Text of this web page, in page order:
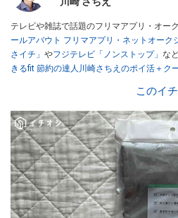
テレビや雑誌で話題のフリマアプリ・オー
ールアバウト フリマアプリ・ネットオー
さイチ」 やフジテレビ「ノンストップ」 な
きるfit 節約の達人川崎さちえのポイ活＋ク
スマホ1つでスキマ時間に効率的に稼ぐ！』
数。ブログは「川崎さちえのごちゃまぜ日
■経歴：2003年、夫が子育てをするために
からの給料が０円になり、家にいながら、
オークションに目をつける。しかし、取引
は落札者として参加。その後、出品者側に
しまくる。出品する物がほぼなくなってか
トオークションを生活の一部に取り入れる
ンやフリマアプリは生活のインフラになる
このイ